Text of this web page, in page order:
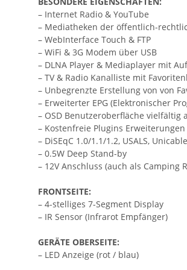
– Internet Radio & YouTube
– Mediatheken der öffentlich-
– WebInterface Touch & FTP
– WiFi & 3G Modem über USB
– DLNA Player & Mediaplayer mit
– TV & Radio Kanalliste mit
– Unbegrenzte Erstellung von von
– Erweiterter EPG (Elektronischer
– OSD Benutzeroberfläche vielfältig
– Kostenfreie Plugins Erweiterungen
– DiSEqC 1.0/1.1/1.2, USALS,
– 0.5W Deep Stand-by
– 12V Anschluss (auch als
FRONTSEITE:
– 4-stelliges 7-Segment Display
– IR Sensor (Infrarot Empfänger)
GERÄTE OBERSEITE:
– LED Anzeige (rot / blau)